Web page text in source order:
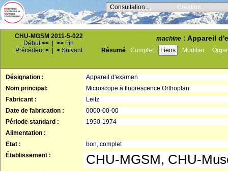
Consultation... Création...
CHU-MGSM 2011-5-022
Début<< >> Fin
Précédent< > Suivant
machine : Appareil
Résumé Complet Liens Modifier
Désignation :
Appareil d'examen
Nom principal:
Microscope à fluorescence Orthoplan
Fabricant :
Leitz
Date de fabrication :
0000-00-00
Période standard :
1950-1974
Alimentation :
Etat :
bon, complet
Établissement :
CHU-MGSM, CHU-